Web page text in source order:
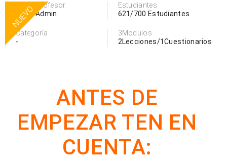
NUEVO Profesor
Admin
Estudiantes
621/700 Estudiantes
Categoría
-
3Modulos
2Lecciones/1Cuestionarios
ANTES DE
EMPEZAR TEN EN
CUENTA: